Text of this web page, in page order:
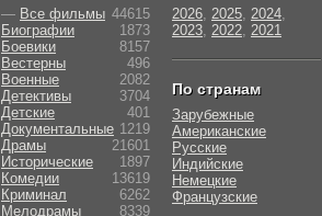
— Все фильмы 44615
Биографии
1873
Боевики
8157
Вестерны
496
Военные
2082
Детективы
3704
Детские
401
Документальные 1219
Драмы
21601
Исторические
1897
Комедии
13619
Криминал
6262
Мелодрамы
8339
2026, 2025, 2024,
2023, 2022, 2021
По странам
Зарубежные
Американские
Русские
Индийские
Немецкие
Французские